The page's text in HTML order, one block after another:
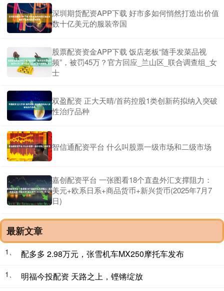
深圳期货配资APP下载 好市多如何悄然打造出价值
数十亿美元的服装帝国
股票配资资金APP下载 饭店老板“随手发菜品视
频”，被罚45万？官方回应_兰山区_联合调查组_女
士
双盈配资 正大天晴/首药控股1类创新药拟纳入突破
性治疗品种
智信通配资平台 什么叫股票一级市场和二级市场
嘉创配资平台 一张图看18个直盘外汇支撑阻力：
美元+欧系日系+商品货币+新兴货币(2025年7月7
日)
最新文章
1、 配多多 2.98万元，张雪机车MX250摩托车发布
1、 明福今投配资 天路之上，铿锵绽放